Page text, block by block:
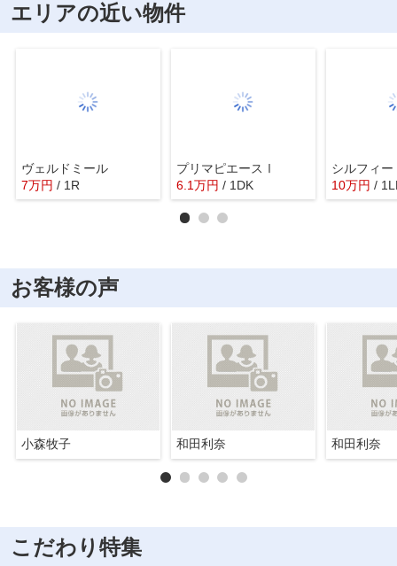
エリアの近い物件
ヴェルドミール
7万円 / 1R
プリマピエースⅠ
6.1万円 / 1DK
シルフィー
10万円 /
お客様の声
小森牧子 和田利奈 和田利奈
こだわり特集